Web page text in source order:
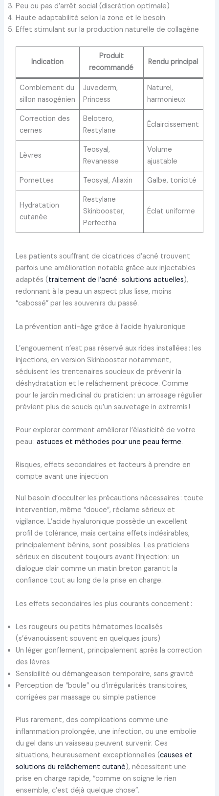
Peu ou pas d’arrêt social (discrétion optimale)
Haute adaptabilité selon la zone et le besoin
Effet stimulant sur la production naturelle de collagène
Indication
Produit
recommandé
Rendu principal
Comblement du
sillon nasogénien
Juvederm,
Princess
Naturel,
harmonieux
Correction des
cernes
Belotero,
Restylane
Éclaircissement
Lèvres
Teosyal,
Revanesse
Volume
ajustable
Pomettes Teosyal, Aliaxin Galbe, tonicité
Hydratation
cutanée
Restylane
Skinbooster,
Perfectha
Éclat uniforme
Les patients souffrant de cicatrices d’acné trouvent
parfois une amélioration notable grâce aux injectables
adaptés (traitement de l’acné : solutions actuelles),
redonnant à la peau un aspect plus lisse, moins
“cabossé” par les souvenirs du passé.
La prévention anti-âge grâce à l’acide hyaluronique
L’engouement n’est pas réservé aux rides installées : les
injections, en version Skinbooster notamment,
séduisent les trentenaires soucieux de prévenir la
déshydratation et le relâchement précoce. Comme
pour le jardin medicinal du praticien : un arrosage régulier
prévient plus de soucis qu’un sauvetage in extremis !
Pour explorer comment améliorer l’élasticité de votre
peau : astuces et méthodes pour une peau ferme.
Risques, effets secondaires et facteurs à prendre en
compte avant une injection
Nul besoin d’occulter les précautions nécessaires : toute
intervention, même “douce”, réclame sérieux et
vigilance. L’acide hyaluronique possède un excellent
profil de tolérance, mais certains effets indésirables,
principalement bénins, sont possibles. Les praticiens
sérieux en discutent toujours avant l’injection : un
dialogue clair comme un matin breton garantit la
confiance tout au long de la prise en charge.
Les effets secondaires les plus courants concernent :
Les rougeurs ou petits hématomes localisés
(s’évanouissent souvent en quelques jours)
Un léger gonflement, principalement après la correction
des lèvres
Sensibilité ou démangeaison temporaire, sans gravité
Perception de “boule” ou d’irrégularités transitoires,
corrigées par massage ou simple patience
Plus rarement, des complications comme une
inflammation prolongée, une infection, ou une embolie
du gel dans un vaisseau peuvent survenir. Ces
situations, heureusement exceptionnelles (causes et
solutions du relâchement cutané), nécessitent une
prise en charge rapide, “comme on soigne le rien
ensemble, c’est déjà quelque chose”.